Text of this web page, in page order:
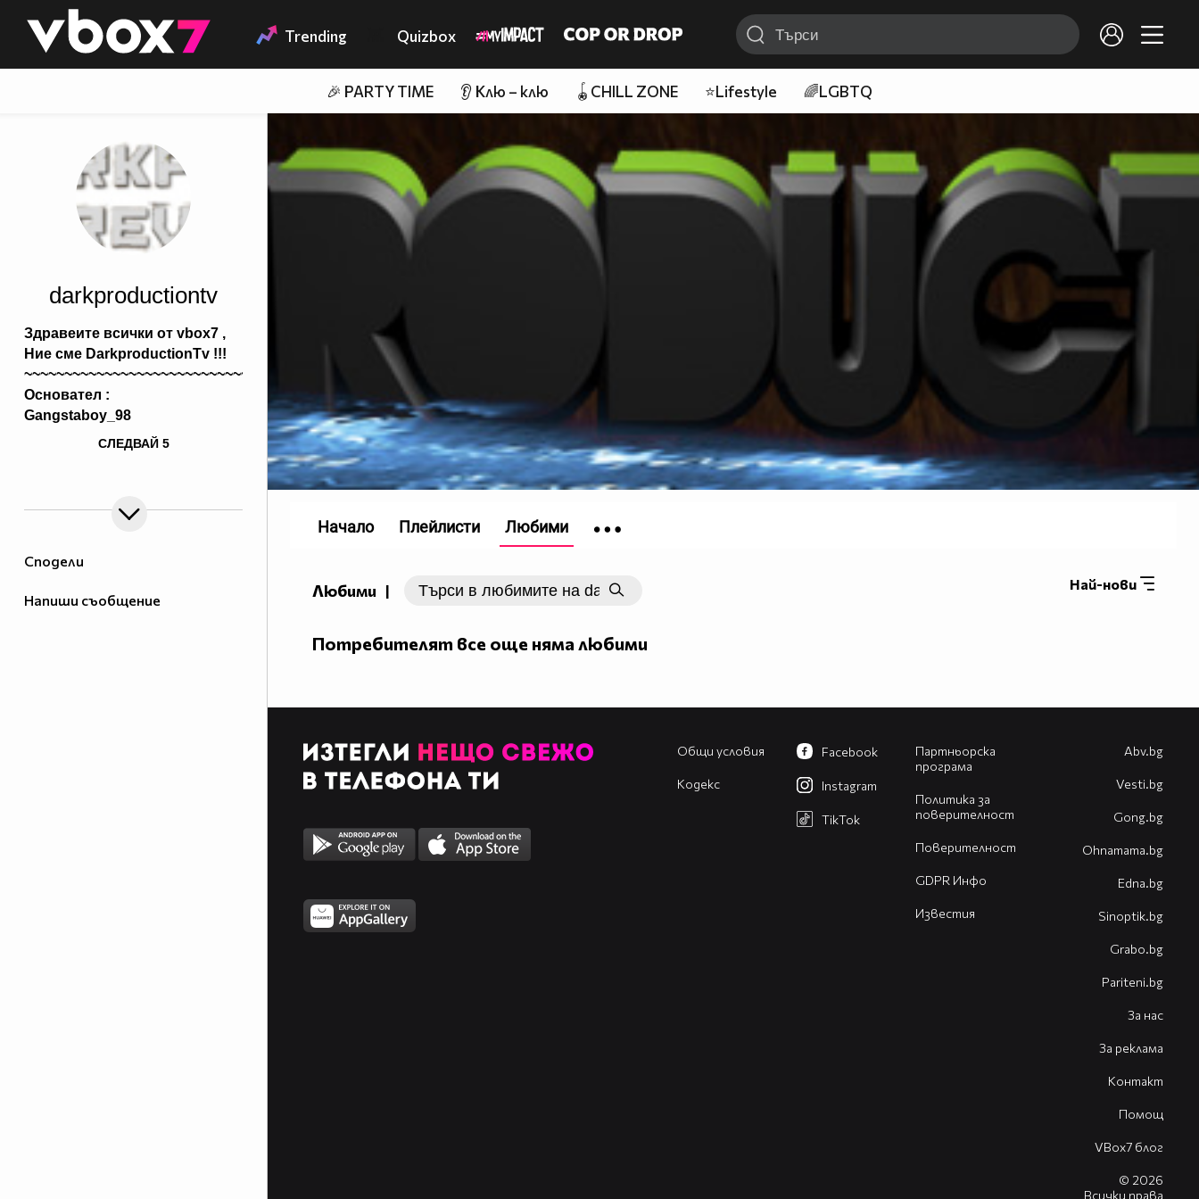
👾 Trending Quizbox
🎉 PARTY TIME 👂 Клю – клю 🪀CHILL ZONE ⭐Lifestyle 🌈LGBTQ
Сподели
Напиши съобщение
darkproductiontv
Здравеите всички от vbox7 ,
Ние сме DarkproductionTv !!!
~~~~~~~~~~~~~~~~~~~~~~~~~~~~~~~~~~~~~~~~~~~~~~~~~~~~~~~~~~~~~
Основател :
Gangstaboy_98
href="http://goo.gl/CPMLT"
Помощници :
СЛЕДВАЙ 5
Любими | Най-нови
Потребителят все още няма любими
Начало Плейлисти Любими
Общи условия
Кодекс
Партньорска
програма
Политика за
поверителност
Поверителност
GDPR Инфо
Известия
Facebook
Instagram
TikTok
Abv.bg
Vesti.bg
Gong.bg
Оhnamama.bg
Edna.bg
Sinoptik.bg
Grabo.bg
Pariteni.bg
За нас
За реклама
Контакт
Помощ
VBox7 блог
© 2026
Всички права